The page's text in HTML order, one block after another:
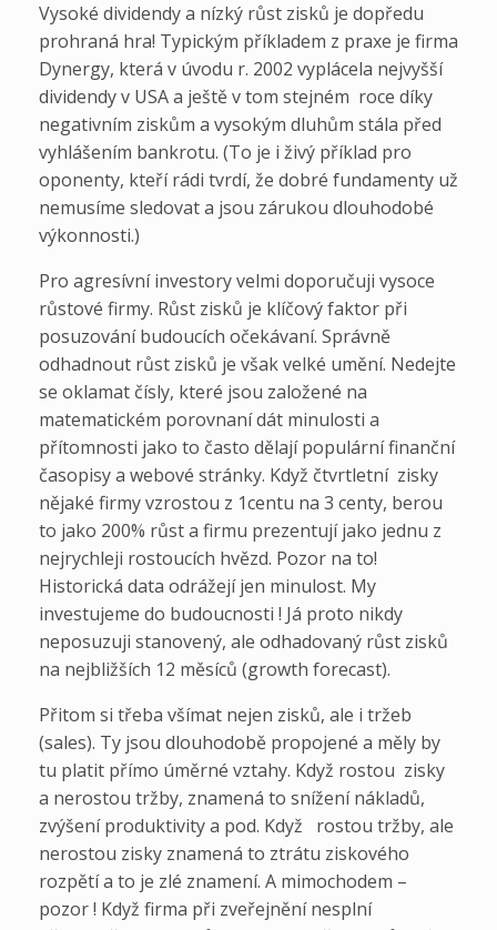
Vysoké dividendy a nízký růst zisků je dopředu
prohraná hra! Typickým příkladem z praxe je firma
Dynergy, která v úvodu r. 2002 vyplácela nejvyšší
dividendy v USA a ještě v tom stejném roce díky
negativním ziskům a vysokým dluhům stála před
vyhlášením bankrotu. (To je i živý příklad pro
oponenty, kteří rádi tvrdí, že dobré fundamenty už
nemusíme sledovat a jsou zárukou dlouhodobé
výkonnosti.)
Pro agresívní investory velmi doporučuji vysoce
růstové firmy. Růst zisků je klíčový faktor při
posuzování budoucích očekávaní. Správně
odhadnout růst zisků je však velké umění. Nedejte
se oklamat čísly, které jsou založené na
matematickém porovnaní dát minulosti a
přítomnosti jako to často dělají populární finanční
časopisy a webové stránky. Když čtvrtletní zisky
nějaké firmy vzrostou z 1centu na 3 centy, berou
to jako 200% růst a firmu prezentují jako jednu z
nejrychleji rostoucích hvězd. Pozor na to!
Historická data odrážejí jen minulost. My
investujeme do budoucnosti ! Já proto nikdy
neposuzuji stanovený, ale odhadovaný růst zisků
na nejbližších 12 měsíců (growth forecast).
Přitom si třeba všímat nejen zisků, ale i tržeb
(sales). Ty jsou dlouhodobě propojené a měly by
tu platit přímo úměrné vztahy. Když rostou zisky
a nerostou tržby, znamená to snížení nákladů,
zvýšení produktivity a pod. Když rostou tržby, ale
nerostou zisky znamená to ztrátu ziskového
rozpětí a to je zlé znamení. A mimochodem –
pozor ! Když firma při zveřejnění nesplní